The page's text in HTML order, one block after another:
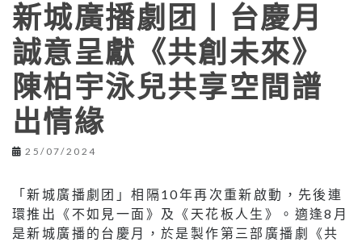
新城廣播劇团丨台慶月
誠意呈獻《共創未來》
陳柏宇泳兒共享空間譜
出情緣
25/07/2024
「新城廣播劇团」相隔10年再次重新啟動，先後連
環推出《不如見一面》及《天花板人生》。適逢8月
是新城廣播的台慶月，於是製作第三部廣播劇《共